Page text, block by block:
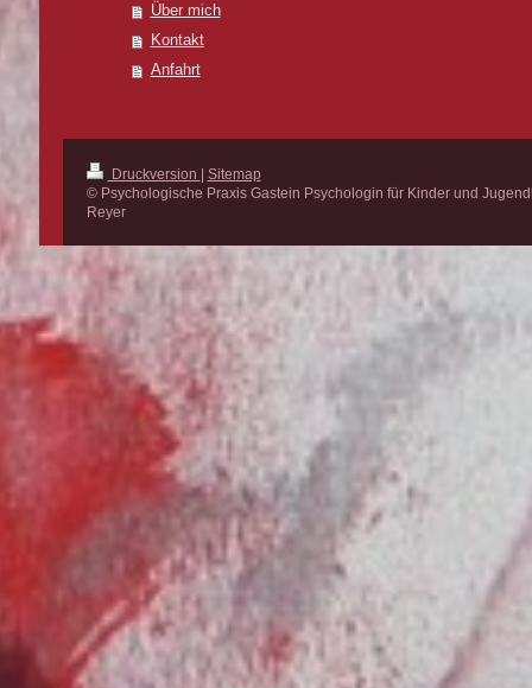
Über mich
Kontakt
Anfahrt
Druckversion | Sitemap
© Psychologische Praxis Gastein Psychologin für Kinder und
Reyer